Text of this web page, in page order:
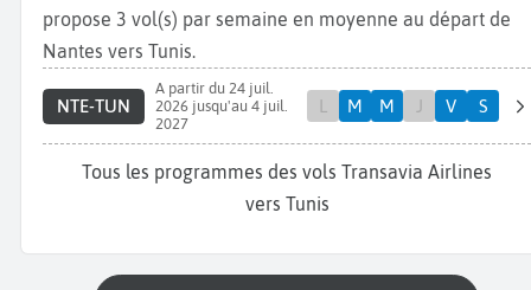
propose 3 vol(s) par semaine en moyenne au départ de
Nantes vers Tunis.
NTE-TUN
A partir du 24 juil.
2026 jusqu'au 4 juil.
2027
L M M J V S
Tous les programmes des vols Transavia Airlines
vers Tunis